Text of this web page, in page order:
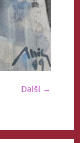
Další →